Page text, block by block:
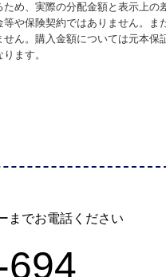
め、実際の分配金額と表示上の
や保険契約ではありません。
ん。購入金額については元本保
ます。
までお電話ください